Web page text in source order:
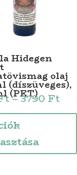
Hidegen
olaj
(díszüveges),
(PET)
–3790 Ft
-